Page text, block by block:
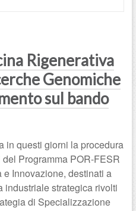
Rigenerativa
Genomiche
sul bando
in questi giorni la procedura
Programma POR-FESR
Innovazione, destinati a
industriale strategica rivolti
di Specializzazione